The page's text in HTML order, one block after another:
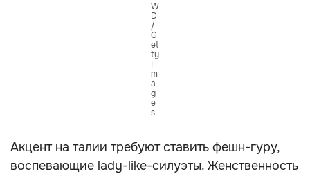
W
D
/
G
et
ty
I
m
a
g
e
s
Акцент на талии требуют ставить фешн-гуру,
воспевающие lady-like-силуэты. Женственность